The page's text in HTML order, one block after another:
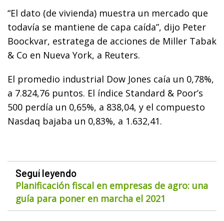
“El dato (de vivienda) muestra un mercado que
todavía se mantiene de capa caída”, dijo Peter
Boockvar, estratega de acciones de Miller Tabak
& Co en Nueva York, a Reuters.
El promedio industrial Dow Jones caía un 0,78%,
a 7.824,76 puntos. El índice Standard & Poor’s
500 perdía un 0,65%, a 838,04, y el compuesto
Nasdaq bajaba un 0,83%, a 1.632,41.
Seguí leyendo
Planificación fiscal en empresas de agro: una
guía para poner en marcha el 2021